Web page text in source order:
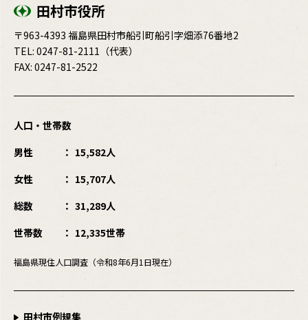
田村市役所
〒963-4393 福島県田村市船引町船引字畑添76番地2
TEL: 0247-81-2111 （代表）
FAX: 0247-81-2522
人口・世帯数
男性
15,582人
女性
15,707人
総数
31,289人
世帯数
12,335世帯
福島県現住人口調査（令和8年6月1日現在）
田村市例規集